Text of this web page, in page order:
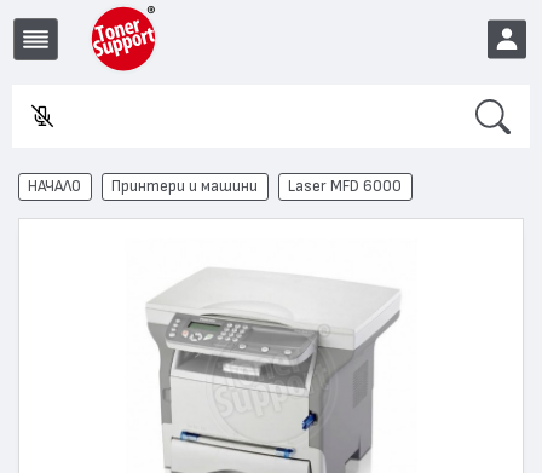
EUR
НАЧАЛО Принтери и машини Laser MFD 6000